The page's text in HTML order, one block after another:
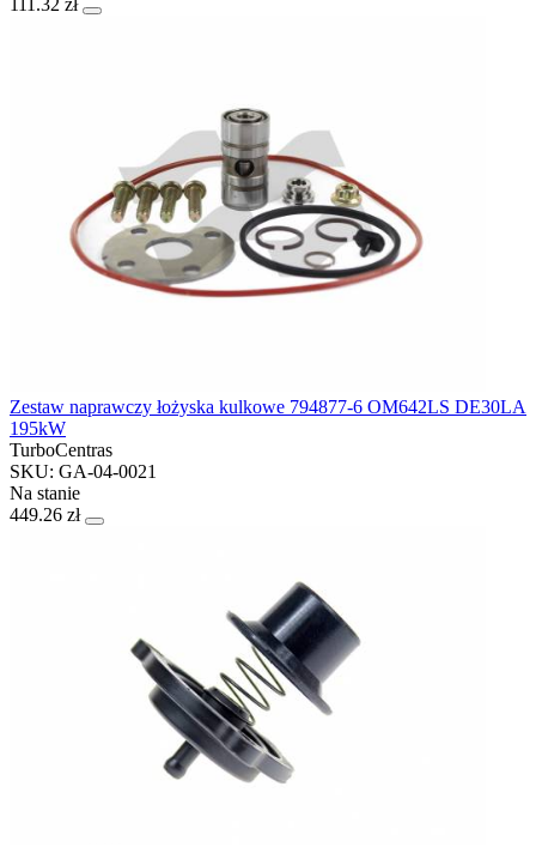
111.32 zł
Zestaw naprawczy łożyska kulkowe 794877-6 OM642LS DE30LA
195kW
TurboCentras
SKU: GA-04-0021
Na stanie
449.26 zł